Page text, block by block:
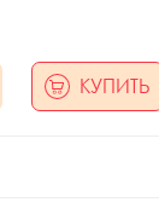
КУПИТЬ